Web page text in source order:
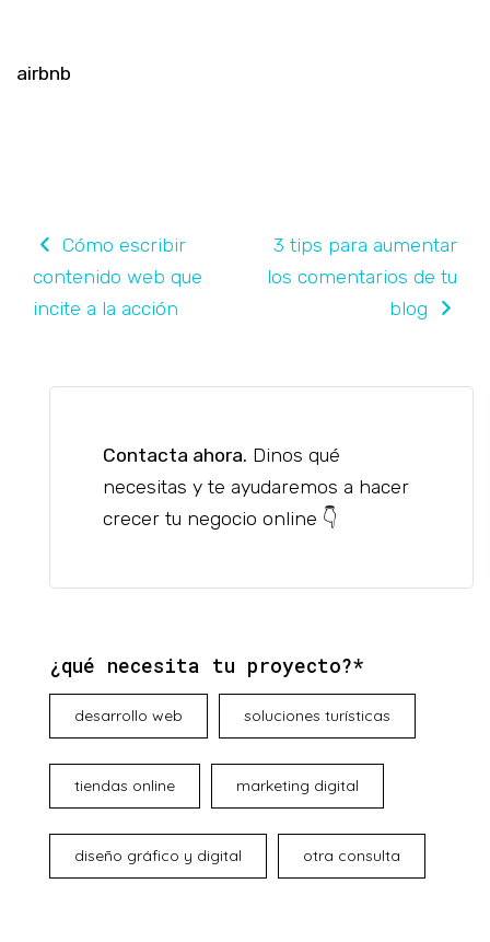
airbnb
navegación de entradas
Cómo escribir
contenido web que
incite a la acción
3 tips para aumentar
los comentarios de tu
blog
Contacta ahora. Dinos qué
necesitas y te ayudaremos a hacer
crecer tu negocio online 👇
¿qué necesita tu proyecto?*
desarrollo web soluciones turísticas
tiendas online marketing digital
diseño gráfico y digital otra consulta